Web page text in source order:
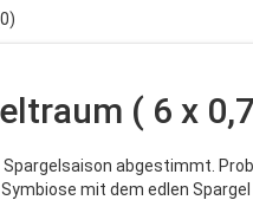
( 6 x
abgestimmt.
mit dem edlen Spargel